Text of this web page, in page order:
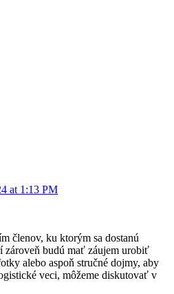
at 1:13 PM
členov, ku ktorým sa dostanú
zároveň budú mať záujem urobiť
alebo aspoň stručné dojmy, aby
veci, môžeme diskutovať v